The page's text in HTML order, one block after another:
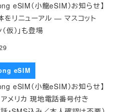
eSIM（小龍eSIM）お知らせ】
をリニューアル — マスコット
仮）」も登場
eSIM
eSIM（小龍eSIM）お知らせ】
アメリカ 現地電話番号付き